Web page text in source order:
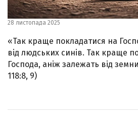
28 листопада 2025
«Так краще покладатися на
від людських синів. Так краще
Господа, аніж залежать від
118:8, 9)